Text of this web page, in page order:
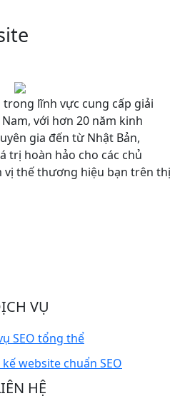
lĩnh vực cung cấp giải
với hơn 20 năm kinh
gia đến từ Nhật Bản,
trị hoàn hảo cho các chủ
vị thế thương hiệu bạn trên thị
VỤ
SEO tổng thể
website chuẩn SEO
HỆ